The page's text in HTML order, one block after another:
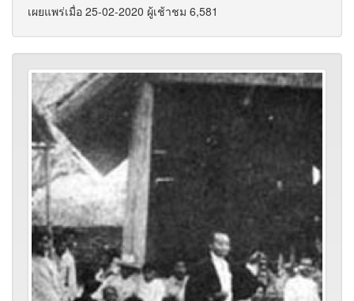
เผยแพร่เมื่อ 25-02-2020 ผู้เช้าชม 6,581